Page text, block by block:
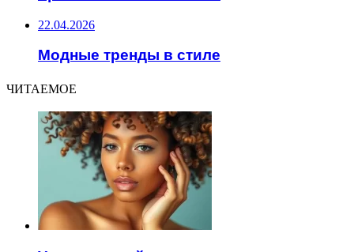
22.04.2026
Модные тренды в стиле
ЧИТАЕМОЕ